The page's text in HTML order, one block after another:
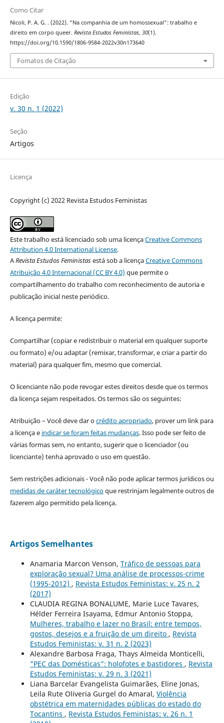
Como Citar
Nicoli, P. A. G. . (2022). “Na companhia de um homossexual”: trabalho e
direito em corpo queer. Revista Estudos Feministas, 30(1).
https://doi.org/10.1590/1806-9584-2022v30n173640
Fomatos de Citação
Edição
v. 30 n. 1 (2022)
Seção
Artigos
Licença
Copyright (c) 2022 Revista Estudos Feministas
Este trabalho está licenciado sob uma licençaCreative Commons
Attribution 4.0 International License.
ARevista Estudos Feministasestá sob a licençaCreative Commons
Atribuição 4.0 Internacional (CC BY 4.0) que permite o
compartilhamento do trabalho com reconhecimento de autoria e
publicação inicial neste periódico.
A licença permite:
Compartilhar (copiar e redistribuir o material em qualquer suporte
ou formato) e/ou adaptar (remixar, transformar, e criar a partir do
material) para qualquer fim, mesmo que comercial.
O licenciante não pode revogar estes direitos desde que os termos
da licença sejam respeitados. Os termos são os seguintes:
Atribuição – Você deve dar ocrédito apropriado, prover um link para
a licença e indicar se foram feitas mudanças. Isso pode ser feito de
várias formas sem, no entanto, sugerir que o licenciador (ou
licenciante) tenha aprovado o uso em questão.
Sem restrições adicionais - Você não pode aplicar termos jurídicos ou
medidas de caráter tecnológicoque restrinjam legalmente outros de
fazerem algo permitido pela licença.
Artigos Semelhantes
Anamaria Marcon Venson, Tráfico de pessoas para
exploração sexual? Uma análise de processos-crime
(1995-2012) , Revista Estudos Feministas: v. 25 n. 2
(2017)
CLAUDIA REGINA BONALUME, Marie Luce Tavares,
Hélder Ferreira Isayama, Edmur Antonio Stoppa,
Mulheres, trabalho e lazer no Brasil: entre tempos,
gostos, desejos e a fruição de um direito , Revista
Estudos Feministas: v. 31 n. 2 (2023)
Alexandre Barbosa Fraga, Thays Almeida Monticelli,
"PEC das Domésticas”: holofotes e bastidores , Revista
Estudos Feministas: v. 29 n. 3 (2021)
Liana Barcelar Evangelista Guimarães, Eline Jonas,
Leila Rute Oliveria Gurgel do Amaral, Violência
obstétrica em maternidades públicas do estado do
Tocantins , Revista Estudos Feministas: v. 26 n. 1